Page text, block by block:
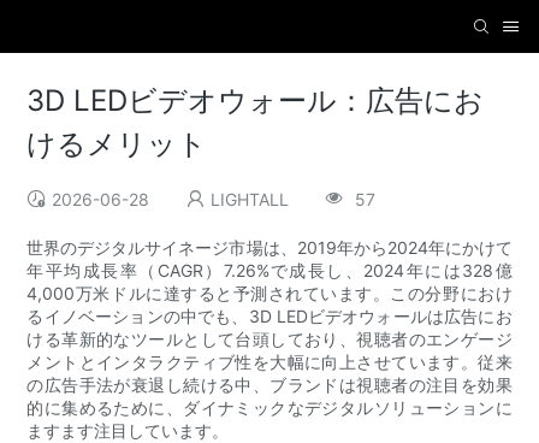
3D LEDビデオウォール：広告にお
けるメリット
2026-06-28 LIGHTALL 57
世界のデジタルサイネージ市場は、2019年から2024年にかけて
年平均成長率（CAGR）7.26%で成長し、2024年には328億
4,000万米ドルに達すると予測されています。この分野におけ
るイノベーションの中でも、3D LEDビデオウォールは広告にお
ける革新的なツールとして台頭しており、視聴者のエンゲージ
メントとインタラクティブ性を大幅に向上させています。従来
の広告手法が衰退し続ける中、ブランドは視聴者の注目を効果
的に集めるために、ダイナミックなデジタルソリューションに
ますます注目しています。